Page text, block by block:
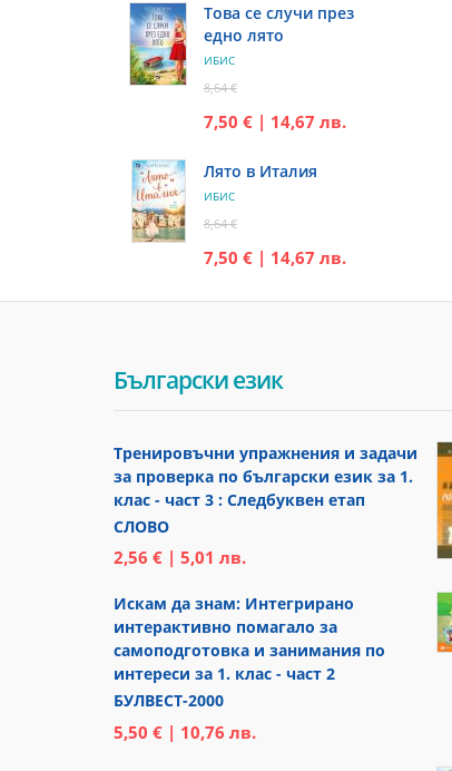
Това се случи през
едно лято
ИБИС
8,64 €
7,50 € | 14,67 лв.
Лято в Италия
ИБИС
8,64 €
7,50 € | 14,67 лв.
Български език
Тренировъчни упражнения и задачи
за проверка по български език за 1.
клас - част 3 : Следбуквен етап
СЛОВО
2,56 € | 5,01 лв.
Искам да знам: Интегрирано
интерактивно помагало за
самоподготовка и занимания по
интереси за 1. клас - част 2
БУЛВЕСТ-2000
5,50 € | 10,76 лв.